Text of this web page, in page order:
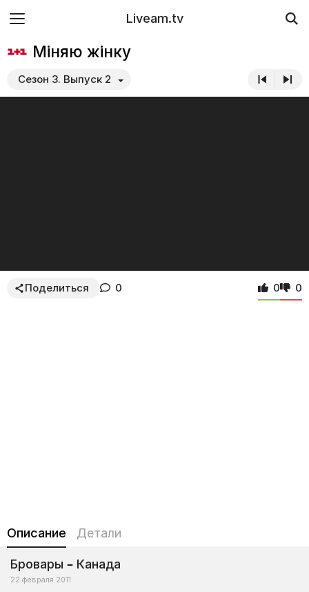
Liveam.tv
Міняю жінку
Сезон 3. Выпуск 2
Поделиться 0 0 0
Описание Детали
Бровары – Канада
22 февраля 2011